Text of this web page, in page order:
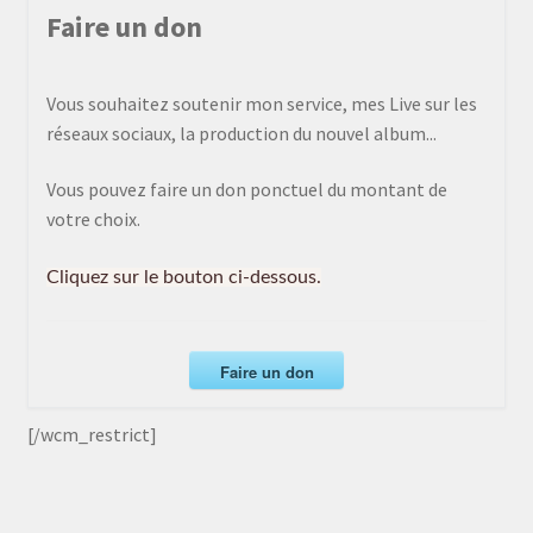
Faire un don
Vous souhaitez soutenir mon service, mes Live sur les
réseaux sociaux, la production du nouvel album...
Vous pouvez faire un don ponctuel du montant de
votre choix.
Cliquez sur le bouton ci-dessous.
Faire un don
[/wcm_restrict]